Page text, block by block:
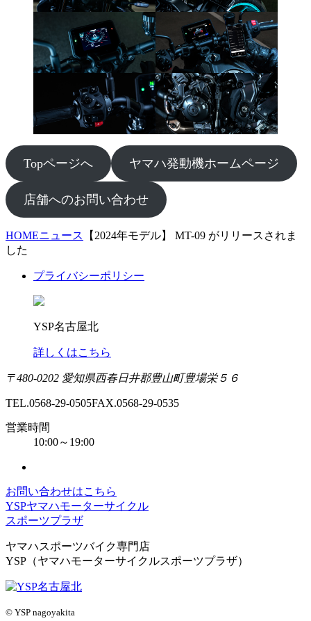
Topページへ ヤマハ発動機ホームページ
店舗へのお問い合わせ
HOMEニュース
【2024年モデル】 MT-09 がリリースされま
した
プライバシーポリシー
YSP名古屋北
詳しくはこちら
〒480-0202 愛知県西春日井郡豊山町豊場栄５６
TEL.0568-29-0505FAX.0568-29-0535
営業時間
10:00～19:00
お問い合わせはこちら
YSPヤマハモーターサイクル
スポーツプラザ
ヤマハスポーツバイク専門店
YSP（ヤマハモーターサイクルスポーツプラザ）
© YSP nagoyakita